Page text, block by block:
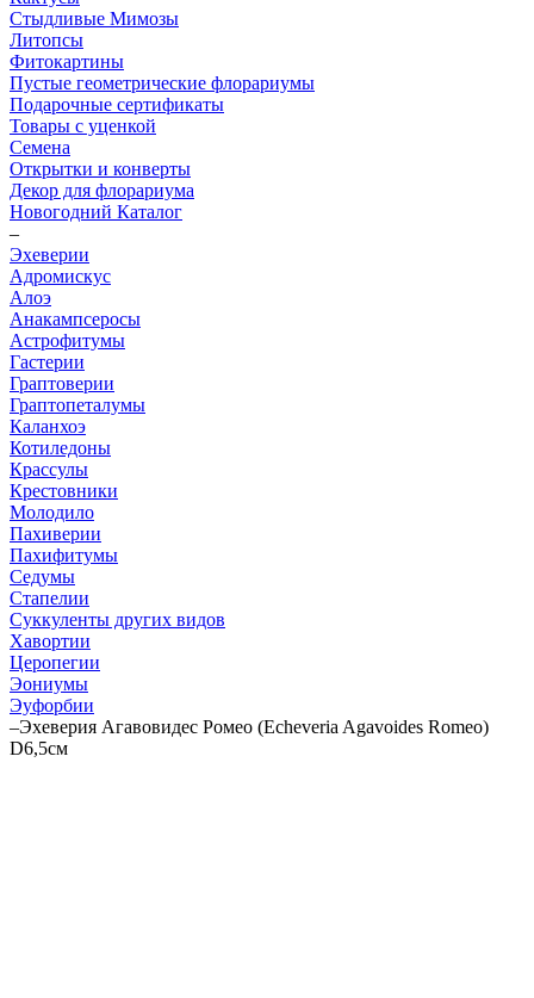
Стыдливые Мимозы
Литопсы
Фитокартины
Пустые геометрические флорариумы
Подарочные сертификаты
Товары с уценкой
Семена
Открытки и конверты
Декор для флорариума
Новогодний Каталог
–
Эхеверии
Адромискус
Алоэ
Анакампсеросы
Астрофитумы
Гастерии
Граптоверии
Граптопеталумы
Каланхоэ
Котиледоны
Крассулы
Крестовники
Молодило
Пахиверии
Пахифитумы
Седумы
Стапелии
Суккуленты других видов
Хавортии
Церопегии
Эониумы
Эуфорбии
–Эхеверия Агавовидес Ромео (Echeveria Agavoides Romeo)
D6,5см